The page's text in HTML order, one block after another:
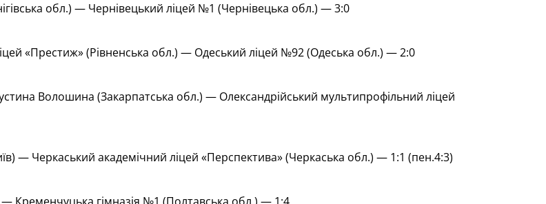
обл.) — Чернівецький ліцей №1 (Чернівецька обл.) — 3:0
«Престиж» (Рівненська обл.) — Одеський ліцей №92 (Одеська обл.) — 2:0
Волошина (Закарпатська обл.) — Олександрійський мультипрофільний ліцей
— Черкаський академічний ліцей «Перспектива» (Черкаська обл.) — 1:1 (пен.4:3)